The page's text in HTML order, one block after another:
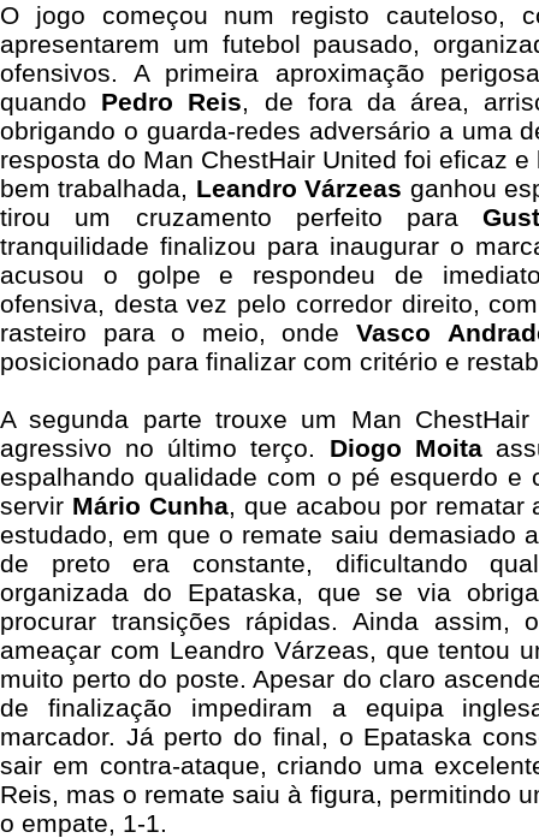
O jogo começou num registo cauteloso,
apresentarem um futebol pausado,
ofensivos. A primeira aproximação
quando Pedro Reis, de fora da área,
obrigando o guarda-redes adversário a uma
resposta do Man ChestHair United foi eficaz
bem trabalhada, Leandro Várzeas ganhou
tirou um cruzamento perfeito para
tranquilidade finalizou para inaugurar o
acusou o golpe e respondeu de
ofensiva, desta vez pelo corredor direito,
rasteiro para o meio, onde Vasco
posicionado para finalizar com critério e
A segunda parte trouxe um Man
agressivo no último terço. Diogo Moita
espalhando qualidade com o pé esquerdo e
servir Mário Cunha, que acabou por rematar
estudado, em que o remate saiu demasiado
de preto era constante, dificultando
organizada do Epataska, que se via
procurar transições rápidas. Ainda assim,
ameaçar com Leandro Várzeas, que tentou
muito perto do poste. Apesar do claro
de finalização impediram a equipa
marcador. Já perto do final, o Epataska
sair em contra-ataque, criando uma
Reis, mas o remate saiu à figura, permitindo
o empate, 1-1.